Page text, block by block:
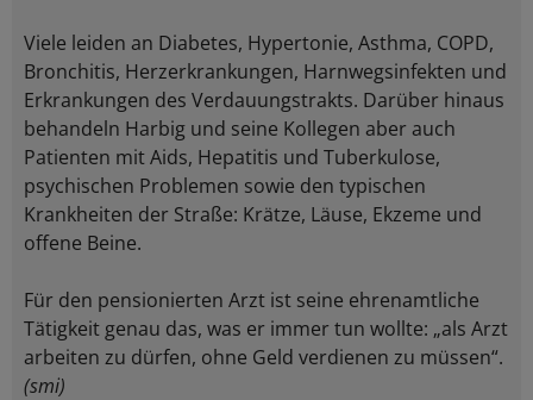
Viele leiden an Diabetes, Hypertonie, Asthma, COPD,
Bronchitis, Herzerkrankungen, Harnwegsinfekten und
Erkrankungen des Verdauungstrakts. Darüber hinaus
behandeln Harbig und seine Kollegen aber auch
Patienten mit Aids, Hepatitis und Tuberkulose,
psychischen Problemen sowie den typischen
Krankheiten der Straße: Krätze, Läuse, Ekzeme und
offene Beine.
Für den pensionierten Arzt ist seine ehrenamtliche
Tätigkeit genau das, was er immer tun wollte: „als Arzt
arbeiten zu dürfen, ohne Geld verdienen zu müssen“.
(smi)